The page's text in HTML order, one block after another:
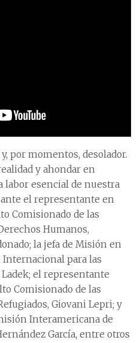
por momentos, desolador.
y ahondar en
labor esencial de nuestra
ante el representante en
Comisionado de las
Humanos,
la jefa de Misión en
para las
el representante
Comisionado de las
Giovani Lepri; y
Interamericana de
García, entre otros